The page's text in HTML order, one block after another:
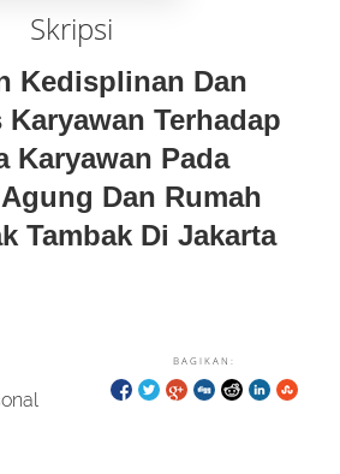
Skripsi
Kedisplinan Dan
Terhadap
Karyawan Pada
Dan Rumah
Tambak Di Jakarta
BAGIKAN: